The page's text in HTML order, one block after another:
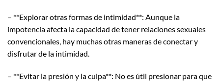
– **Explorar otras formas de intimidad**: Aunque la
impotencia afecta la capacidad de tener relaciones sexuales
convencionales, hay muchas otras maneras de conectar y
disfrutar de la intimidad.
– **Evitar la presión y la culpa**: No es útil presionar para que